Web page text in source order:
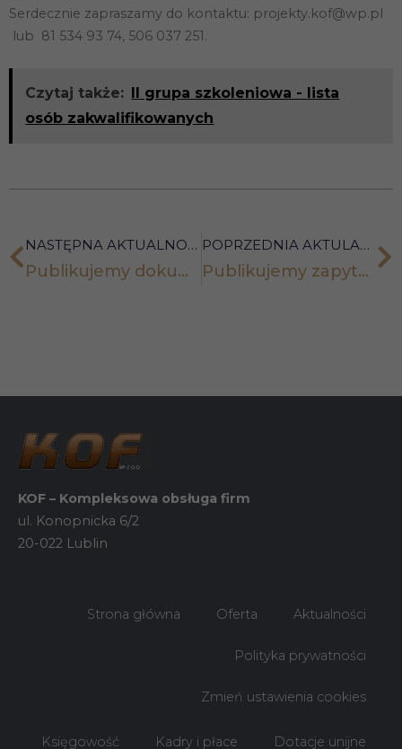
Serdecznie zapraszamy do kontaktu: projekty.kof@wp.pl
lub 81 534 93 74, 506 037 251.
Czytaj także: II grupa szkoleniowa - lista
osób zakwalifikowanych
NASTĘPNA AKTUALNOŚĆ
Publikujemy dokumenty rekrutacyjne
POPRZEDNIA AKTULANOŚĆ
Publikujemy zapytanie ofertowe na catering nr 01062017ZAP
KOF – Kompleksowa obsługa firm
ul. Konopnicka 6/2
20-022 Lublin
Strona główna Oferta Aktualności
Polityka prywatności
Zmień ustawienia cookies
Księgowość Kadry i płace Dotacje unijne
Konieczne
nie są
opcjonalne. Są
do
internetowej.